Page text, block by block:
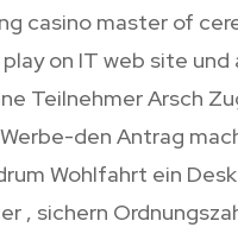
casino master of
on IT web site und
Teilnehmer Arsch
den Antrag
Wohlfahrt ein
, sichern